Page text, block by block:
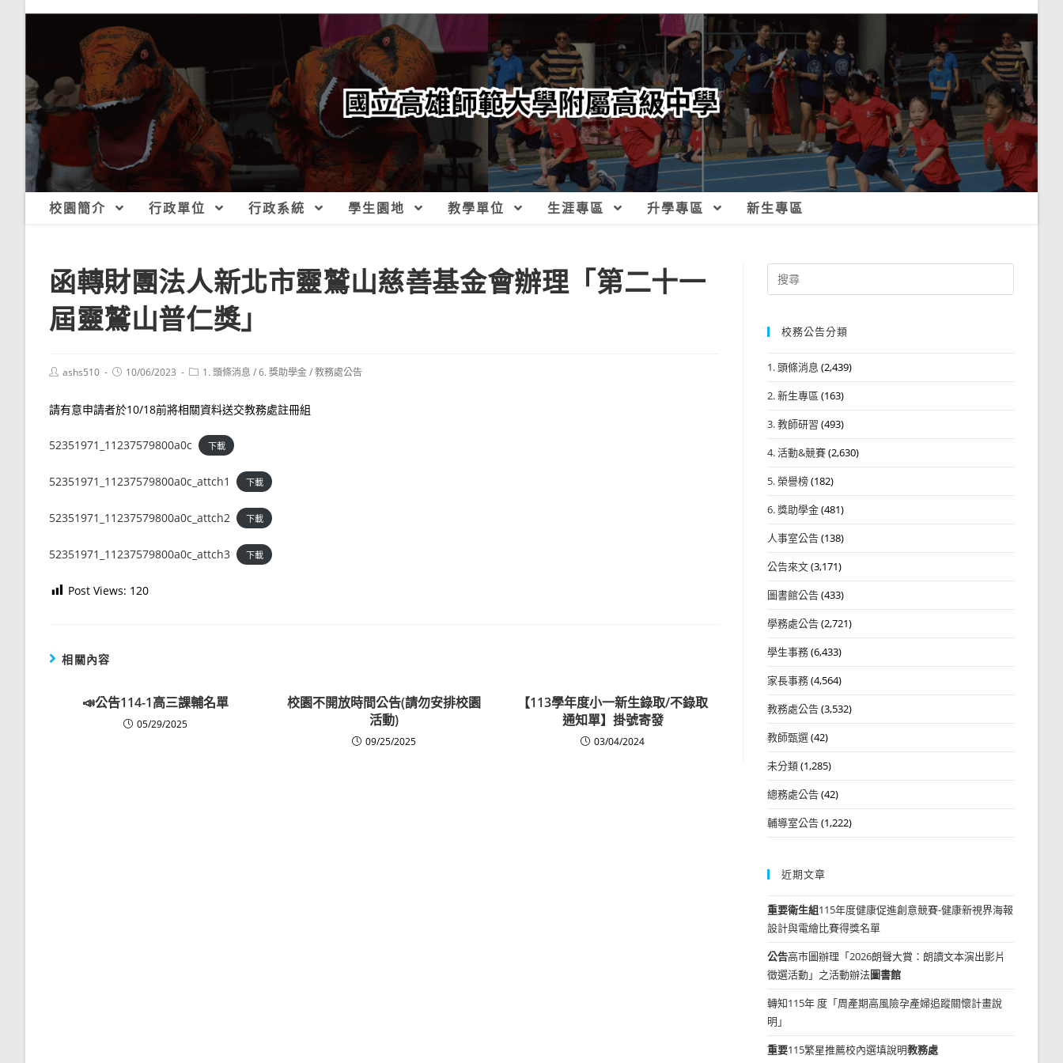
校園簡介 行政單位 行政系統 學生園地 教學單位 生涯專區 升學專區 新生專區
函轉財團法人新北市靈鷲山慈善基金會辦理「第二十一
屆靈鷲山普仁獎」
Postashs510
Post10/06/2023
Post1. 頭條消息 /6. 獎助學金/教務處公告
請有意申請者於10/18前將相關資料送交教務處註冊組
52351971_11237579800a0c 下載
52351971_11237579800a0c_attch1 下載
52351971_11237579800a0c_attch2 下載
52351971_11237579800a0c_attch3 下載
Post Views: 120
相關內容
📣公告114-1高三課輔名單
05/29/2025
校園不開放時間公告(請勿安排校園
活動)
09/25/2025
【113學年度小一新生錄取/不錄取
通知單】掛號寄發
03/04/2024
Search
for:
校務公告分類
1. 頭條消息 (2,439)
2. 新生專區 (163)
3. 教師研習 (493)
4. 活動&競賽(2,630)
5. 榮譽榜(182)
6. 獎助學金(481)
人事室公告(138)
公告來文(3,171)
圖書館公告(433)
學務處公告(2,721)
學生事務(6,433)
家長事務(4,564)
教務處公告(3,532)
教師甄選(42)
未分類(1,285)
總務處公告(42)
輔導室公告(1,222)
近期文章
重要衛生組115年度健康促進創意競賽-健康新視界海報
設計與電繪比賽得獎名單
公告高市圖辦理「2026朗聲大賞：朗讀文本演出影片
徵選活動」之活動辦法圖書館
轉知115年 度「周產期高風險孕產婦追蹤關懷計畫說
明」
重要115繁星推薦校內選填說明教務處